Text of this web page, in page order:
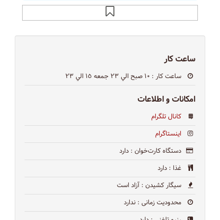
ساعت کار
ساعت کار : ۱۰ صبح الي ٢٣ جمعه ١٥ الي ٢٣
امکانات و اطلاعات
کانال تلگرام
اینستاگرام
دستگاه کارت‌خوان : دارد
غذا : دارد
سیگار کشیدن : آزاد است
محدودیت زمانی : ندارد